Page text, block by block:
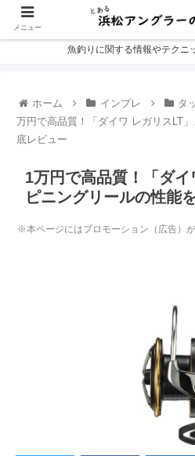
魚釣りに関する情報やテクニ
ホーム インプレ タ
万円で高品質！「ダイワ レガリスLT
底レビュー
1万円で高品質！「ダ
ピニングリールの性能
※本ページにはプロモーション（広告）が
メニュー